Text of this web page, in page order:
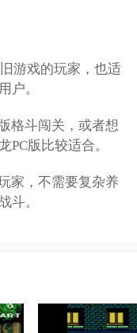
游戏的玩家，也适
户。
格斗闯关，或者想
PC版比较适合。
家，不需要复杂养
斗。